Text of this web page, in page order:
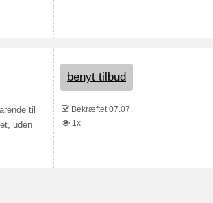
til
uden
benyt tilbud
Bekræftet 07.07.
1x